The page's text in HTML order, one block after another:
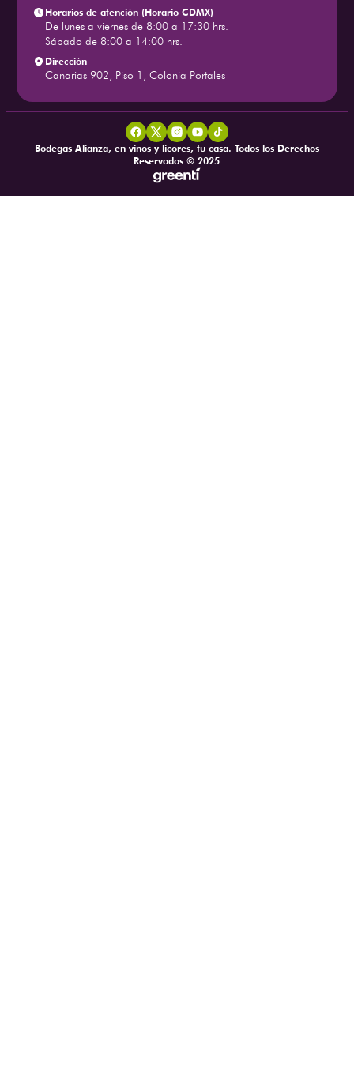
Horarios de atención (Horario CDMX)
De lunes a viernes de 8:00 a 17:30 hrs.
Sábado de 8:00 a 14:00 hrs.
Dirección
Canarias 902, Piso 1, Colonia Portales
Bodegas Alianza, en vinos y licores, tu casa. Todos los Derechos
Reservados © 2025